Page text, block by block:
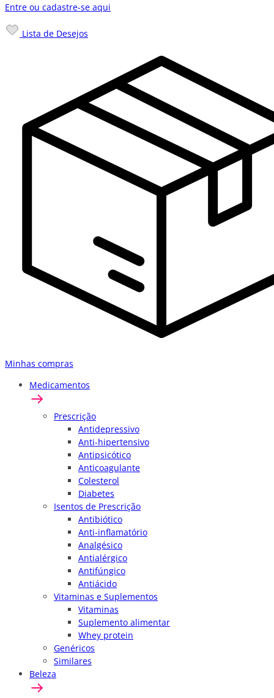
Entre ou cadastre-se aqui
Lista de Desejos
Minhas compras
Medicamentos
Prescrição
Antidepressivo
Anti-hipertensivo
Antipsicótico
Anticoagulante
Colesterol
Diabetes
Isentos de Prescrição
Antibiótico
Anti-inflamatório
Analgésico
Antialérgico
Antifúngico
Antiácido
Vitaminas e Suplementos
Vitaminas
Suplemento alimentar
Whey protein
Genéricos
Similares
Beleza